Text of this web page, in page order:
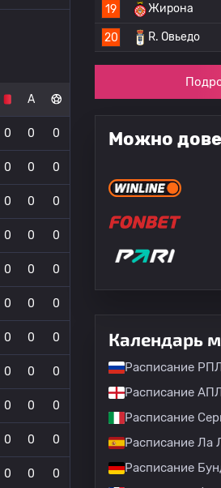
А
0 0 0
0 0 0
0 0 0
0 0 0
0 0 0
0 0 0
0 0 0
0 0 0
0 0 0
0 0 0
0 0 0
19 Жирона
20 R. Овьедо
Можно
Календарь
Расписание
Расписание
Расписание
Расписание Ла
Расписание